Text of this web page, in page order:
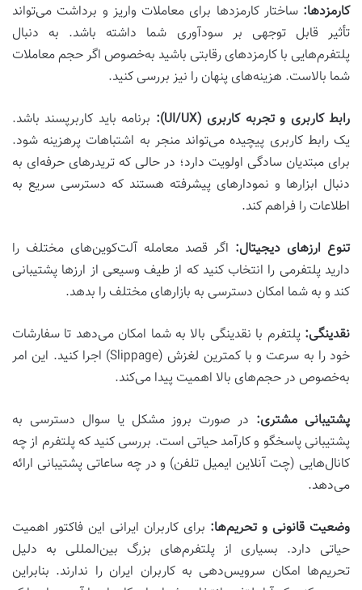
کارمزدها: ساختار کارمزدها برای معاملات واریز و برداشت می‌تواند
تأثیر قابل توجهی بر سودآوری شما داشته باشد. به دنبال
پلتفرم‌هایی با کارمزدهای رقابتی باشید به‌خصوص اگر حجم معاملات
شما بالاست. هزینه‌های پنهان را نیز بررسی کنید.
رابط کاربری و تجربه کاربری (UI/UX):
برنامه باید کاربرپسند باشد.
یک رابط کاربری پیچیده می‌تواند منجر به اشتباهات پرهزینه شود.
برای مبتدیان سادگی اولویت دارد؛ در حالی که تریدرهای حرفه‌ای به
دنبال ابزارها و نمودارهای پیشرفته هستند که دسترسی سریع به
اطلاعات را فراهم کند.
تنوع ارزهای دیجیتال: اگر قصد معامله آلت‌کوین‌های مختلف را
دارید پلتفرمی را انتخاب کنید که از طیف وسیعی از ارزها پشتیبانی
کند و به شما امکان دسترسی به بازارهای مختلف را بدهد.
نقدینگی: پلتفرم با نقدینگی بالا به شما امکان می‌دهد تا سفارشات
خود را به سرعت و با کمترین لغزش (Slippage) اجرا کنید. این امر
به‌خصوص در حجم‌های بالا اهمیت پیدا می‌کند.
پشتیبانی مشتری: در صورت بروز مشکل یا سوال دسترسی به
پشتیبانی پاسخگو و کارآمد حیاتی است. بررسی کنید که پلتفرم از چه
کانال‌هایی (چت آنلاین ایمیل تلفن) و در چه ساعاتی پشتیبانی ارائه
می‌دهد.
وضعیت قانونی و تحریم‌ها: برای کاربران ایرانی این فاکتور اهمیت
حیاتی دارد. بسیاری از پلتفرم‌های بزرگ بین‌المللی به دلیل
تحریم‌ها امکان سرویس‌دهی به کاربران ایران را ندارند. بنابراین